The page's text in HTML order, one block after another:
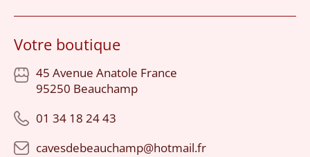
Votre boutique
45 Avenue Anatole France
95250 Beauchamp
01 34 18 24 43
cavesdebeauchamp@hotmail.fr